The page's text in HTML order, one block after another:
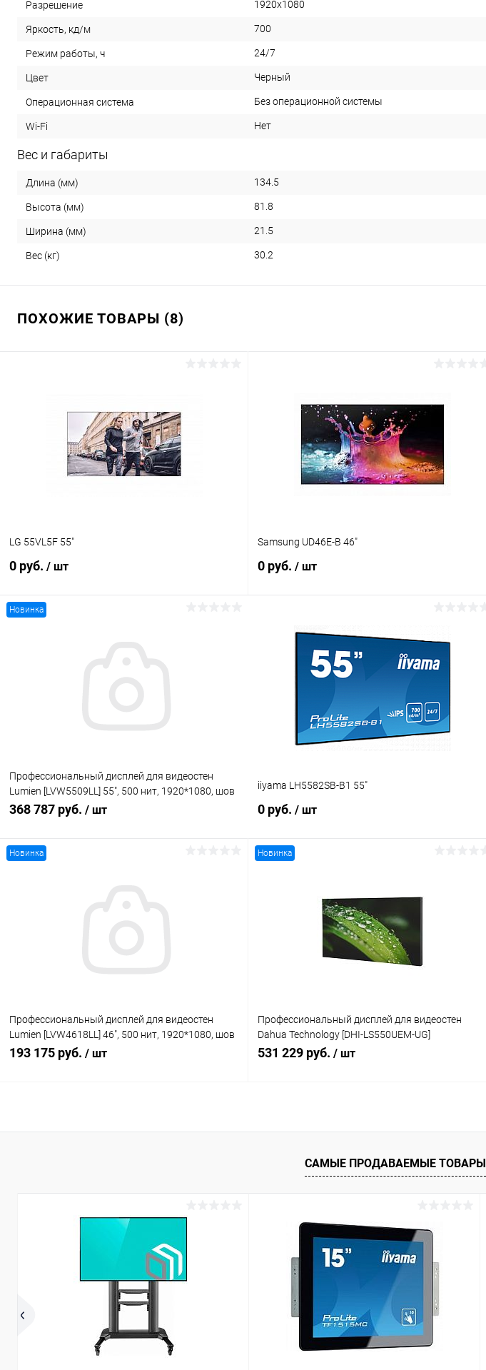
Разрешение 1920x1080
Яркость, кд/м 700
Режим работы, ч 24/7
Цвет Черный
Операционная система Без операционной системы
Wi-Fi Нет
Вес и габариты
Длина (мм) 134.5
Высота (мм) 81.8
Ширина (мм) 21.5
Вес (кг) 30.2
ПОХОЖИЕ ТОВАРЫ (8)
LG 55VL5F 55"
0 руб. / шт
Samsung UD46E-B 46"
0 руб. / шт
Купить в 1 клик Сравнение
Новинка
Профессиональный дисплей для видеостен
Lumien [LVW5509LL] 55", 500 нит, 1920*1080, шов
0.88 мм, daisy-chain, HDMI IN, DP IN, DP OUT, LAN,
368 787 руб. / шт
iiyama LH5582SB-B1 55"
0 руб. / шт
Купить в 1 клик
В избранное Под заказ
Новинка
Профессиональный дисплей для видеостен
Lumien [LVW4618LL] 46", 500 нит, 1920*1080, шов
1.8 мм, daisy-chain, HDMI IN, DP IN, DP OUT, LAN,
193 175 руб. / шт
Новинка
Профессиональный дисплей для видеостен
Dahua Technology [DHI-LS550UEM-UG]
1920х1080,1100:1,500кд/м2,проходной DP,стык
531 229 руб. / шт
САМЫЕ ПРОДАВАЕМЫЕ ТОВАРЫ